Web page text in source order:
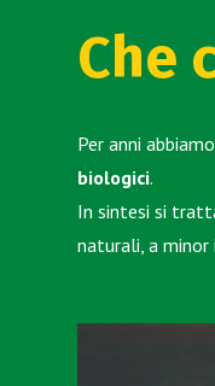
Che
Per anni
biologici.
In sintesi si
naturali, a